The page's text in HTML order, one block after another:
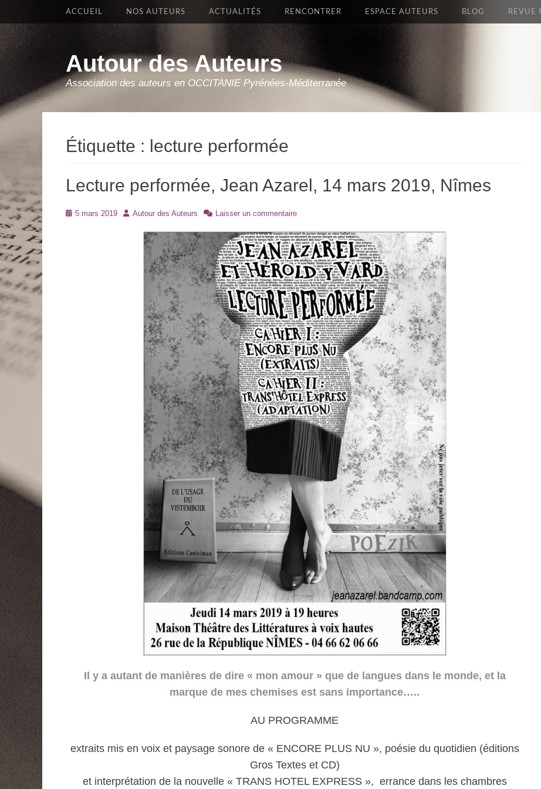
Autour des Auteurs
Association des auteurs en OCCITANIE Pyrénées-Méditerranée
Premier Menu
Aller
ACCUEIL NOS AUTEURS ACTUALITÉS RENCONTRER ESPACE AUTEURS BLOG REVUE
Étiquette : lecture performée
Lecture performée, Jean Azarel, 14 mars 2019, Nîmes
Posté5 mars 2019 Auteur
Autour des Auteurs Laisser un commentaire
Il y a autant de manières de dire « mon amour » que de langues dans le monde, et la
marque de mes chemises est sans importance…..
AU PROGRAMME
extraits mis en voix et paysage sonore de « ENCORE PLUS NU », poésie du quotidien (éditions
Gros Textes et CD)
et interprétation de la nouvelle « TRANS HOTEL EXPRESS », errance dans les chambres